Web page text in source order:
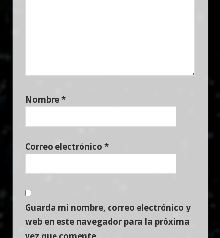
Nombre*
Correo electrónico *
Guarda mi nombre, correo electrónico y
web en este navegador para la próxima